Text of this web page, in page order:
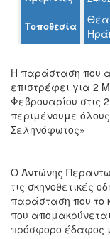
ΤΟΠΟΣ
ΔΗΜΟΣ
ΠΟΛΙΤΙΣΜΟΣ
ΑΝΘΕΚΤΙΚΗ
Τοποθεσία
Η παράσταση που
επιστρέφει για 2
Φεβρουαρίου στις
περιμένουμε
Σεληνόφωτος»
Ο Αντώνης
τις σκηνοθετικές
παράσταση που το
που
πρόσφορο έδαφος